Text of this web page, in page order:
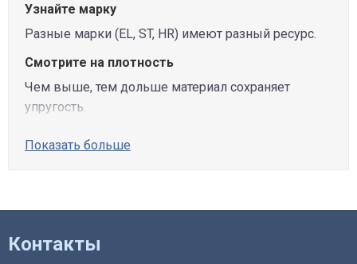
Узнайте марку
Разные марки (EL, ST, HR) имеют разный ресурс.
Смотрите на плотность
Чем выше, тем дольше материал сохраняет
упругость.
Показать больше
Контакты